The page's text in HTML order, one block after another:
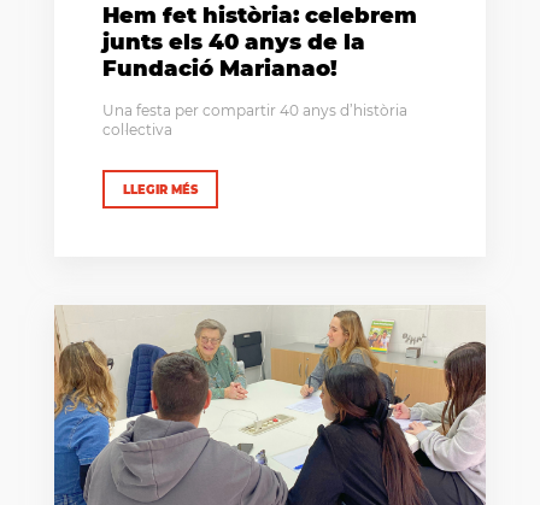
Hem fet història: celebrem
junts els 40 anys de la
Fundació Marianao!
Una festa per compartir 40 anys d’història
col·lectiva
LLEGIR MÉS